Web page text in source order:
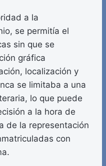
a la
se permitía el
sin que se
gráfica
localización y
se limitaba a una
lo que puede
a la hora de
de la representación
con